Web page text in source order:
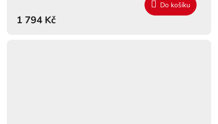
1 794 Kč
Do košíku